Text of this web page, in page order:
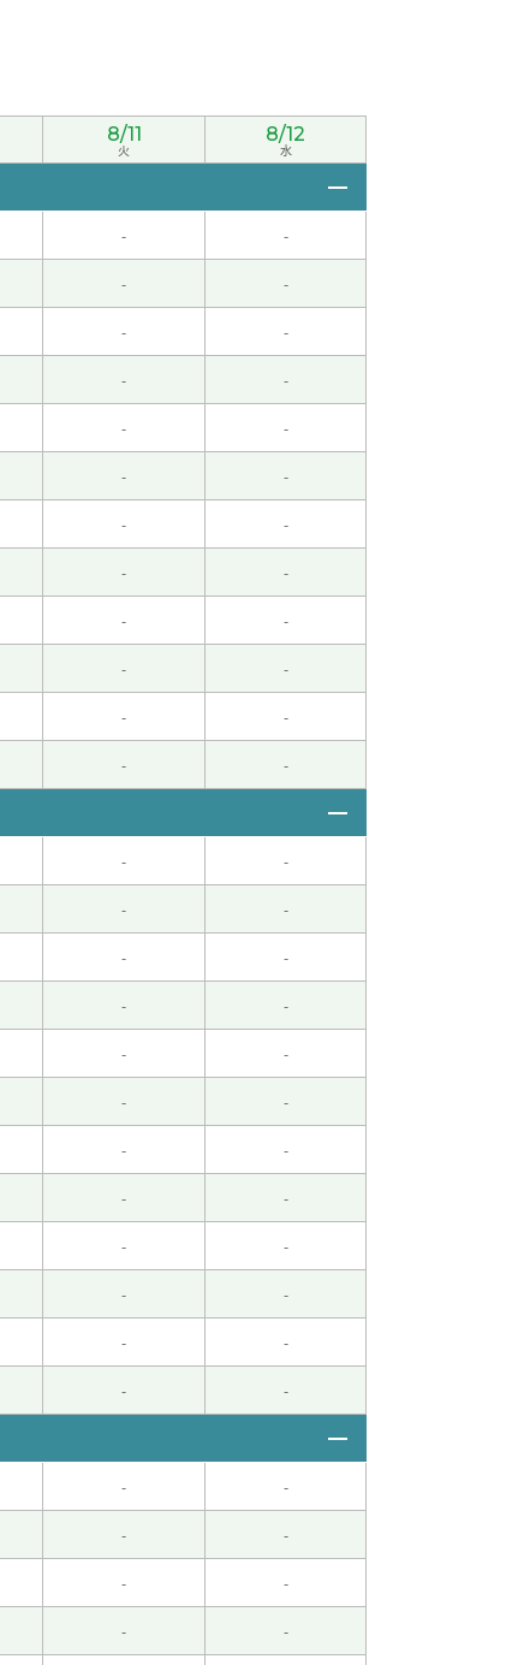
8/11
火
8/12
水
- -
- -
- -
- -
- -
- -
- -
- -
- -
- -
- -
- -
- -
- -
- -
- -
- -
- -
- -
- -
- -
- -
- -
- -
- -
- -
- -
- -